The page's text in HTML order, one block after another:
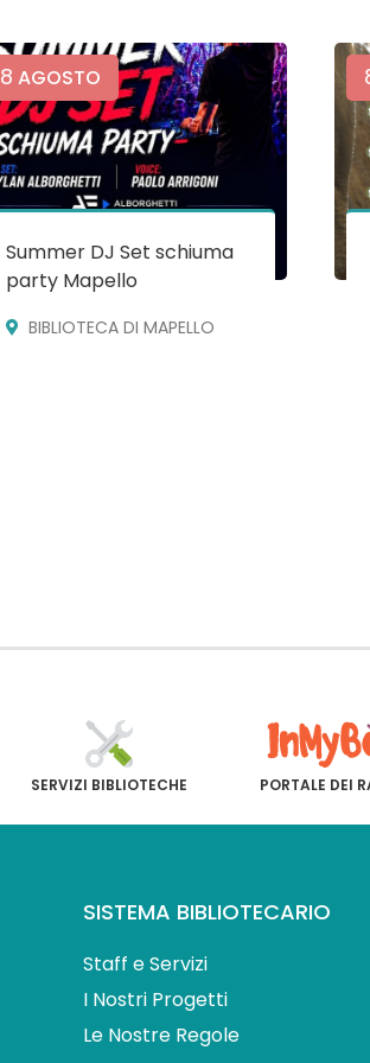
8 AGOSTO
Summer DJ Set schiuma
party Mapello
BIBLIOTECA DI MAPELLO
SERVIZI BIBLIOTECHE PORTALE DEI
SISTEMA BIBLIOTECARIO
Staff e Servizi
I Nostri Progetti
Le Nostre Regole